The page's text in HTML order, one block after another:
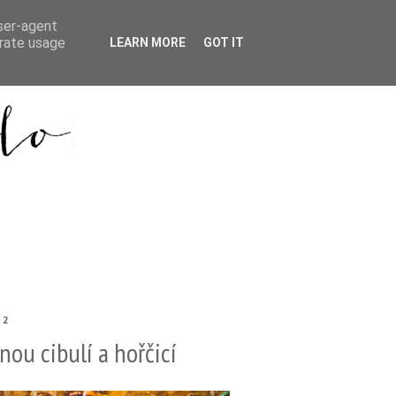
cibulí a hořčicí
agent
usage
LEARN MORE GOT IT